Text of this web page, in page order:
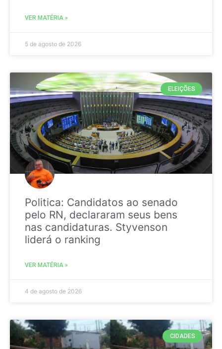
VER MATÉRIA »
5 de agosto de 2026
ELEIÇÕES
Politica: Candidatos ao senado
pelo RN, declararam seus bens
nas candidaturas. Styvenson
liderá o ranking
VER MATÉRIA »
4 de agosto de 2026
CIDADES